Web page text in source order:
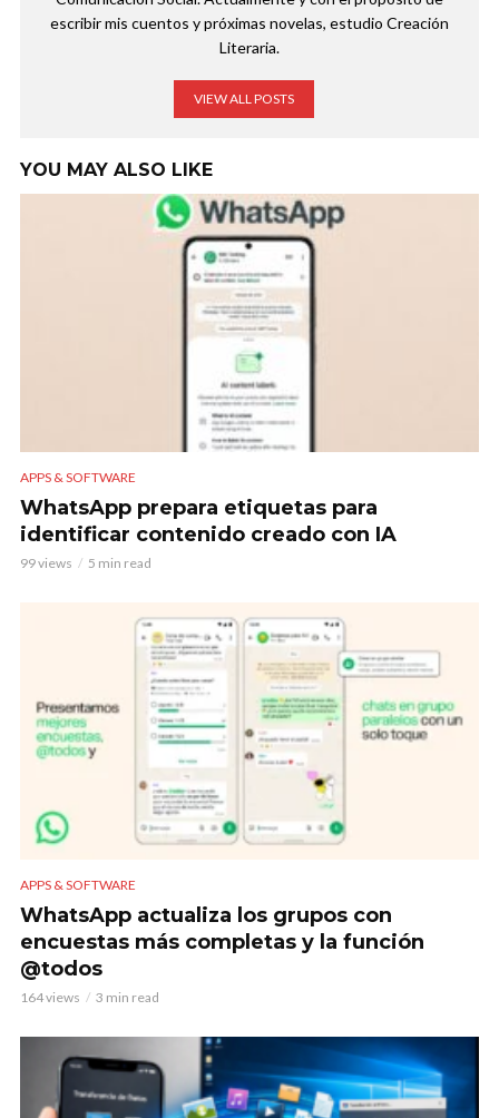
escribir mis cuentos y próximas novelas, estudio Creación
Literaria.
VIEW ALL POSTS
YOU MAY ALSO LIKE
APPS & SOFTWARE
WhatsApp prepara etiquetas para
identificar contenido creado con IA
99 views 5 min read
APPS & SOFTWARE
WhatsApp actualiza los grupos con
encuestas más completas y la función
@todos
164 views 3 min read